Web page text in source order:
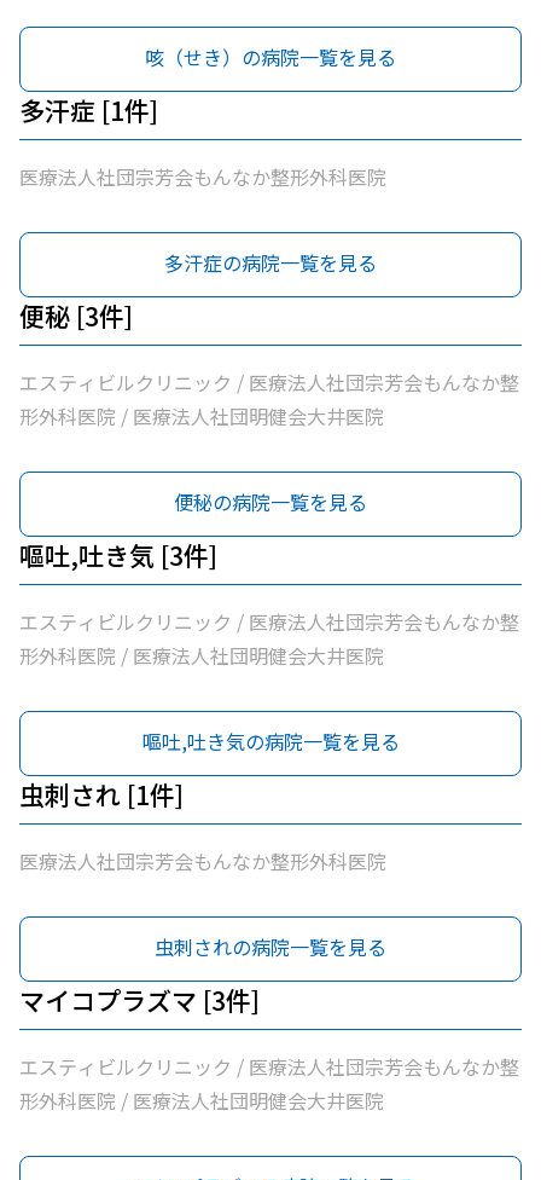
咳（せき）の病院一覧を見る
多汗症 [1件]
医療法人社団宗芳会もんなか整形外科医院
多汗症の病院一覧を見る
便秘 [3件]
エスティビルクリニック / 医療法人社団宗芳会もんなか整
形外科医院 / 医療法人社団明健会大井医院
便秘の病院一覧を見る
嘔吐,吐き気 [3件]
エスティビルクリニック / 医療法人社団宗芳会もんなか整
形外科医院 / 医療法人社団明健会大井医院
嘔吐,吐き気の病院一覧を見る
虫刺され [1件]
医療法人社団宗芳会もんなか整形外科医院
虫刺されの病院一覧を見る
マイコプラズマ [3件]
エスティビルクリニック / 医療法人社団宗芳会もんなか整
形外科医院 / 医療法人社団明健会大井医院